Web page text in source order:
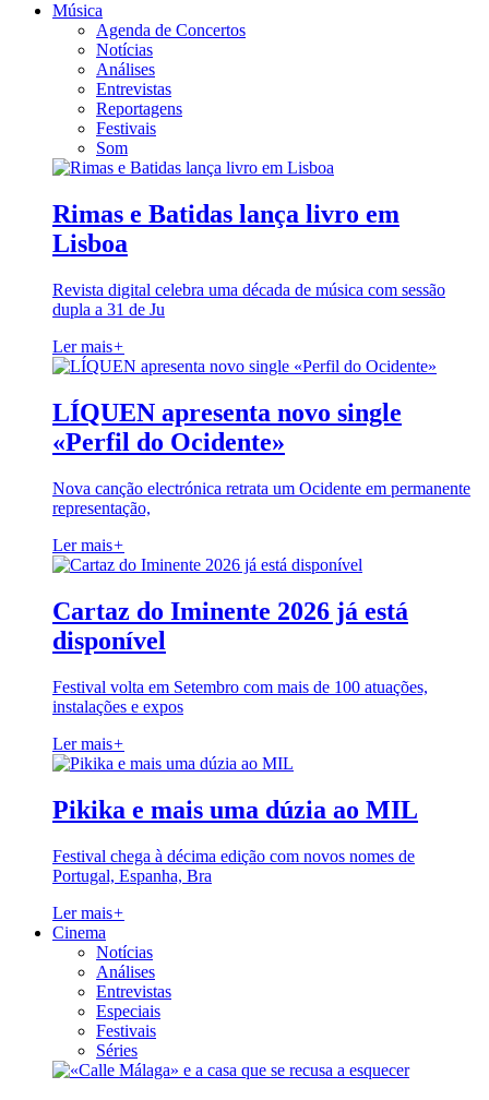
Música
Agenda de Concertos
Notícias
Análises
Entrevistas
Reportagens
Festivais
Som
Rimas e Batidas lança livro em
Lisboa
Revista digital celebra uma década de música com sessão
dupla a 31 de Ju
Ler mais+
LÍQUEN apresenta novo single
«Perfil do Ocidente»
Nova canção electrónica retrata um Ocidente em permanente
representação,
Ler mais+
Cartaz do Iminente 2026 já está
disponível
Festival volta em Setembro com mais de 100 atuações,
instalações e expos
Ler mais+
Pikika e mais uma dúzia ao MIL
Festival chega à décima edição com novos nomes de
Portugal, Espanha, Bra
Ler mais+
Cinema
Notícias
Análises
Entrevistas
Especiais
Festivais
Séries